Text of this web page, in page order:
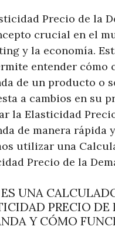
Precio de la
crucial en el
y la economía.
entender cómo
de un producto o
a cambios en su
la Elasticidad
de manera rápida
utilizar una
Precio de la
UNA
PRECIO DE
Y CÓMO